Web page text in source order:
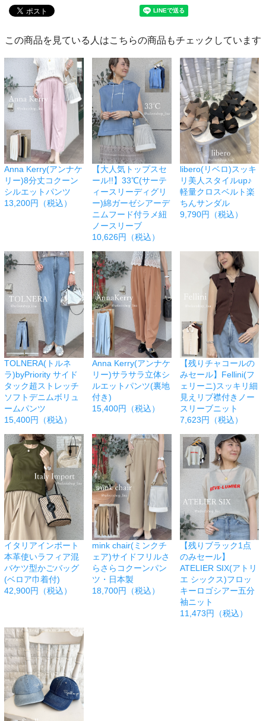
この商品を見ている人はこちらの商品もチェックしています
Anna Kerry(アンナケ
リー)8分丈コクーン
シルエットパンツ
13,200円（税込）
【大人気トップスセ
ール!!】33℃(サーテ
ィースリーディグリ
ー)綿ガーゼシアーデ
ニムフード付ラメ紐
ノースリーブ
10,626円（税込）
libero(リベロ)スッキ
リ美人スタイルup♪
軽量クロスベルト楽
ちんサンダル
9,790円（税込）
TOLNERA(トルネ
ラ)byPriority サイド
タック超ストレッチ
ソフトデニムボリュ
ームパンツ
15,400円（税込）
Anna Kerry(アンナケ
リー)サラサラ立体シ
ルエットパンツ(裏地
付き)
15,400円（税込）
【残りチャコールの
みセール】Fellini(フ
ェリーニ)スッキリ細
見えリブ襟付きノー
スリーブニット
7,623円（税込）
イタリアインポート
本革使いラフィア混
バケツ型かごバッグ
(ベロア巾着付)
42,900円（税込）
mink chair(ミンクチ
ェア)サイドフリルさ
らさらコクーンパン
ツ・日本製
18,700円（税込）
【残りブラック1点
のみセール】
ATELIER SIX(アトリ
エ シックス)フロッ
キーロゴシアー五分
袖ニット
11,473円（税込）